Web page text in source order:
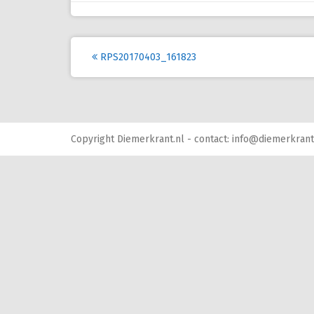
Post
navigation
RPS20170403_161823
Copyright Diemerkrant.nl - contact: